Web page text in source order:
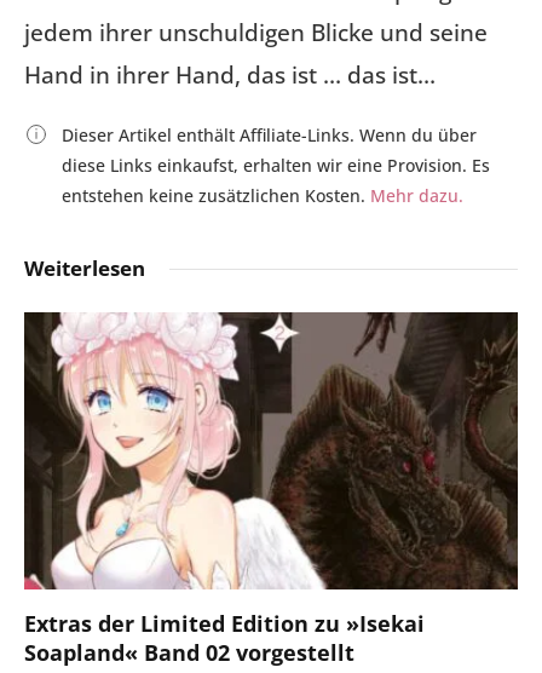
jedem ihrer unschuldigen Blicke und seine
Hand in ihrer Hand, das ist … das ist…
Dieser Artikel enthält Affiliate-Links. Wenn du über
diese Links einkaufst, erhalten wir eine Provision. Es
entstehen keine zusätzlichen Kosten. Mehr dazu.
Weiterlesen
Extras der Limited Edition zu »Isekai
Soapland« Band 02 vorgestellt